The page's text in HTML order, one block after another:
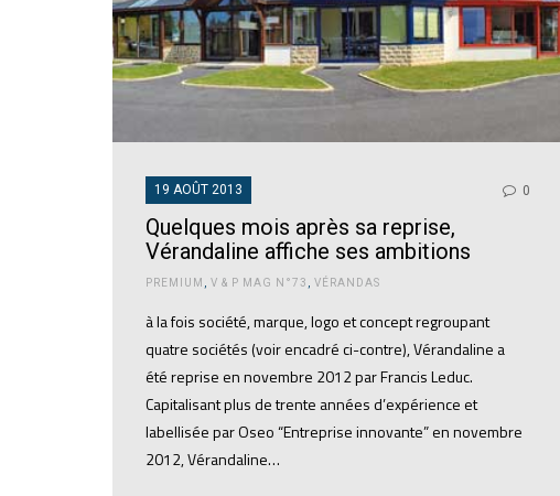
19 AOÛT 2013 0
Quelques mois après sa reprise,
Vérandaline affiche ses ambitions
PREMIUM V & P MAG N°73 VÉRANDAS
à la fois société, marque, logo et concept regroupant
quatre sociétés (voir encadré ci-contre), Vérandaline a
été reprise en novembre 2012 par Francis Leduc.
Capitalisant plus de trente années d’expérience et
labellisée par Oseo “Entreprise innovante” en novembre
2012, Vérandaline…